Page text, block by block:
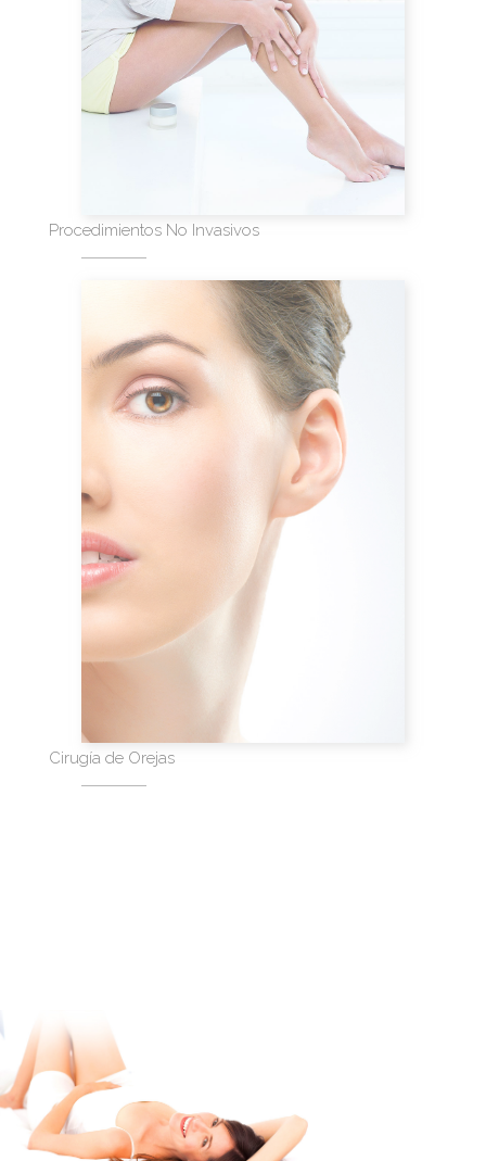
Procedimientos No Invasivos
Cirugía de Orejas